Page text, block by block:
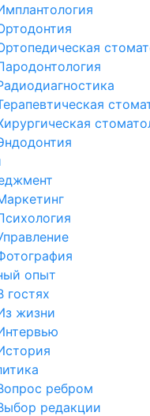
опыт
гостях
жизни
ребром
редакции